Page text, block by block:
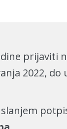
prijaviti
2022,